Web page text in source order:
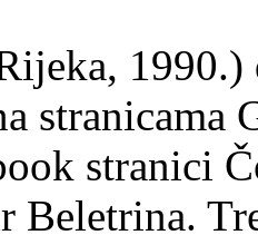
1990.)
stranicama
stranici
Beletrina.